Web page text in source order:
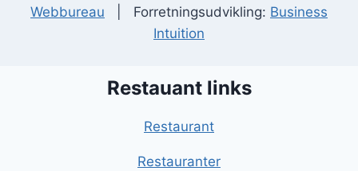
Webbureau | Forretningsudvikling: Business
Intuition
Restauant links
Restaurant
Restauranter